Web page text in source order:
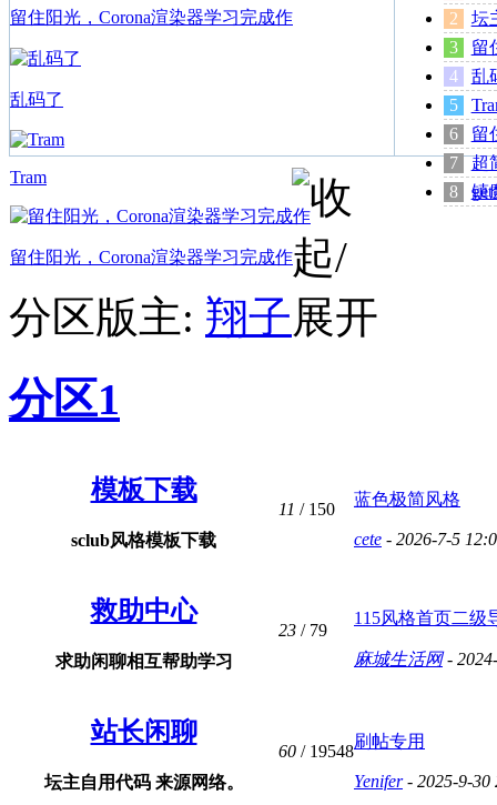
留住阳光，Corona渲染器学习完成作
乱码了
Tram
留住阳光，Corona渲染器学习完成作
坛
留
乱
留
超
get
镇
分区版主: 翔子
分区1
模板下载
sclub风格模板下载
11 / 150
蓝色极简风格
cete - 2026-7-5
救助中心
求助闲聊相互帮助学习
23 / 79
115风格首页二级
麻城生活网-
站长闲聊
坛主自用代码 来源网络。
60 / 19548
刷帖专用
Yenifer- 2025-9-30